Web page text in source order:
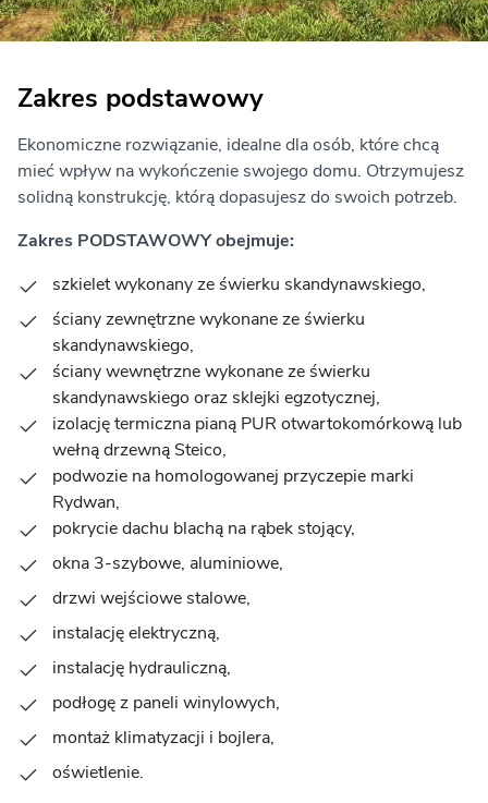
Zakres podstawowy
Ekonomiczne rozwiązanie, idealne dla osób, które chcą
mieć wpływ na wykończenie swojego domu. Otrzymujesz
solidną konstrukcję, którą dopasujesz do swoich potrzeb.
Zakres PODSTAWOWY obejmuje:
szkielet wykonany ze świerku skandynawskiego,
ściany zewnętrzne wykonane ze świerku
skandynawskiego,
ściany wewnętrzne wykonane ze świerku
skandynawskiego oraz sklejki egzotycznej,
izolację termiczna pianą PUR otwartokomórkową lub
wełną drzewną Steico,
podwozie na homologowanej przyczepie marki
Rydwan,
pokrycie dachu blachą na rąbek stojący,
okna 3-szybowe, aluminiowe,
drzwi wejściowe stalowe,
instalację elektryczną,
instalację hydrauliczną,
podłogę z paneli winylowych,
montaż klimatyzacji i bojlera,
oświetlenie.